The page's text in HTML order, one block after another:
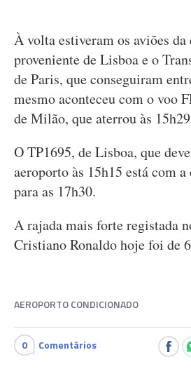
À volta estiveram os aviões da
proveniente de Lisboa e o
de Paris, que conseguiram
mesmo aconteceu com o voo
de Milão, que aterrou às
O TP1695, de Lisboa, que
aeroporto às 15h15 está com
para as 17h30.
A rajada mais forte registada
Cristiano Ronaldo hoje foi de
AEROPORTO CONDICIONADO
0 Comentários